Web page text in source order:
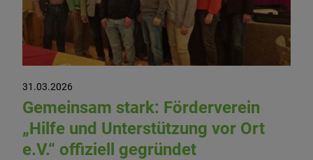
31.03.2026
Gemeinsam stark: Förderverein
„Hilfe und Unterstützung vor Ort
e.V.“ offiziell gegründet